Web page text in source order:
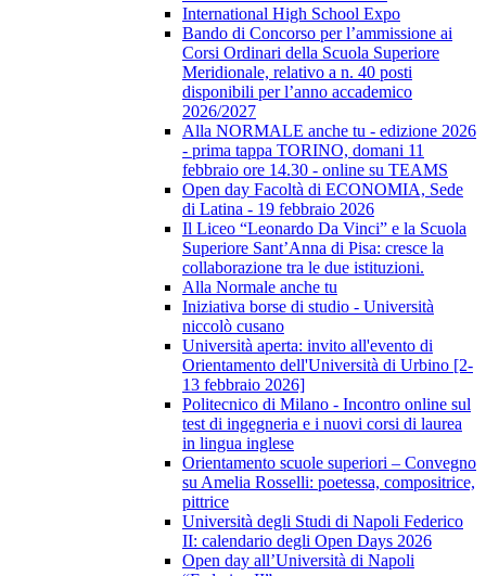
International High School Expo
Bando di Concorso per l’ammissione ai
Corsi Ordinari della Scuola Superiore
Meridionale, relativo a n. 40 posti
disponibili per l’anno accademico
2026/2027
Alla NORMALE anche tu - edizione 2026
- prima tappa TORINO, domani 11
febbraio ore 14.30 - online su TEAMS
Open day Facoltà di ECONOMIA, Sede
di Latina - 19 febbraio 2026
Il Liceo “Leonardo Da Vinci” e la Scuola
Superiore Sant’Anna di Pisa: cresce la
collaborazione tra le due istituzioni.
Alla Normale anche tu
Iniziativa borse di studio - Università
niccolò cusano
Università aperta: invito all'evento di
Orientamento dell'Università di Urbino [2-
13 febbraio 2026]
Politecnico di Milano - Incontro online sul
test di ingegneria e i nuovi corsi di laurea
in lingua inglese
Orientamento scuole superiori – Convegno
su Amelia Rosselli: poetessa, compositrice,
pittrice
Università degli Studi di Napoli Federico
II: calendario degli Open Days 2026
Open day all’Università di Napoli